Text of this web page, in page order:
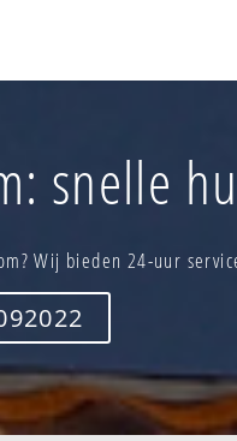
snelle
Wij bieden 24-uur